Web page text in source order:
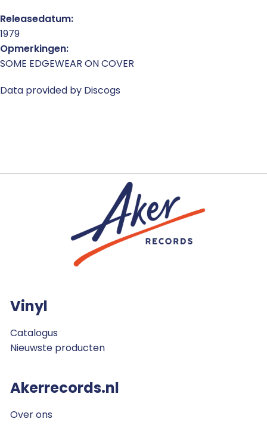
Releasedatum:
1979
Opmerkingen:
SOME EDGEWEAR ON COVER
Data provided by Discogs
Vinyl
Catalogus
Nieuwste producten
Akerrecords.nl
Over ons